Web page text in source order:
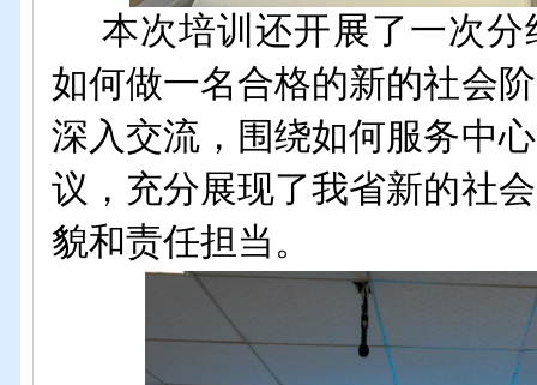
本次培训还开展了一次分
如何做一名合格的新的社会
深入交流， 围绕如何服务中
议，充分展现了我省新的社
貌和责任担当。